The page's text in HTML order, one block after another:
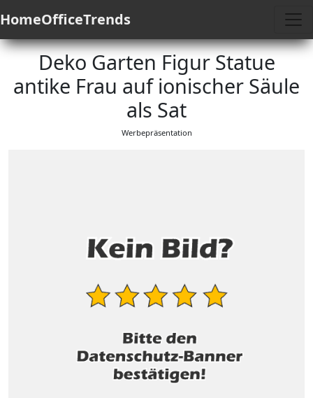
HomeOfficeTrends
Deko Garten Figur Statue
antike Frau auf ionischer Säule
als Sat
Werbepräsentation